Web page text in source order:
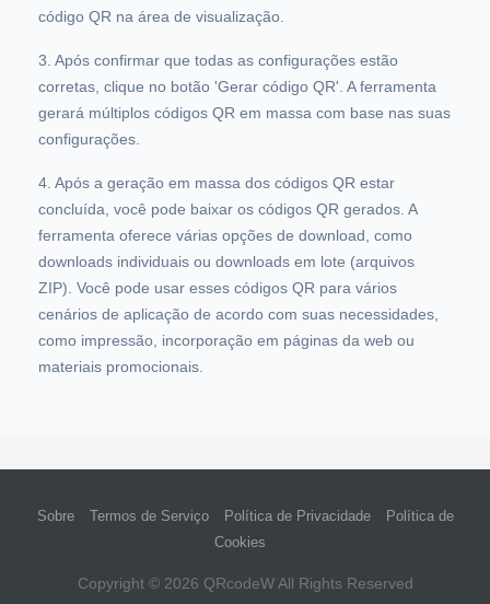
código QR na área de visualização.
3. Após confirmar que todas as configurações estão
corretas, clique no botão 'Gerar código QR'. A ferramenta
gerará múltiplos códigos QR em massa com base nas suas
configurações.
4. Após a geração em massa dos códigos QR estar
concluída, você pode baixar os códigos QR gerados. A
ferramenta oferece várias opções de download, como
downloads individuais ou downloads em lote (arquivos
ZIP). Você pode usar esses códigos QR para vários
cenários de aplicação de acordo com suas necessidades,
como impressão, incorporação em páginas da web ou
materiais promocionais.
Sobre Termos de Serviço Política de Privacidade
Política de
Cookies
Copyright © 2026 QRcodeWAll Rights Reserved